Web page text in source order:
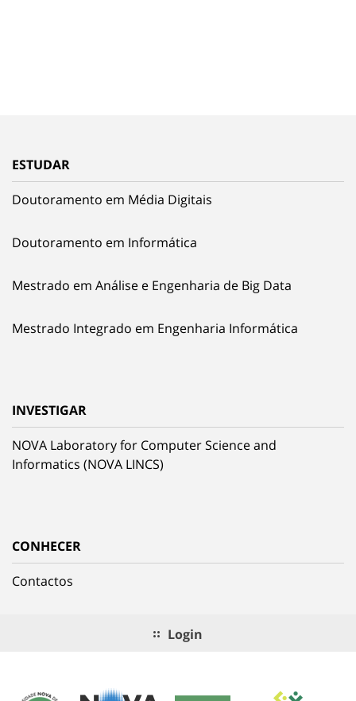
ESTUDAR
Doutoramento em Média Digitais
Doutoramento em Informática
Mestrado em Análise e Engenharia de Big Data
Mestrado Integrado em Engenharia Informática
INVESTIGAR
NOVA Laboratory for Computer Science and
Informatics (NOVA LINCS)
CONHECER
Contactos
Login